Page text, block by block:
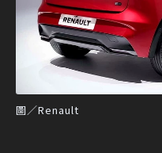
圖／Renault